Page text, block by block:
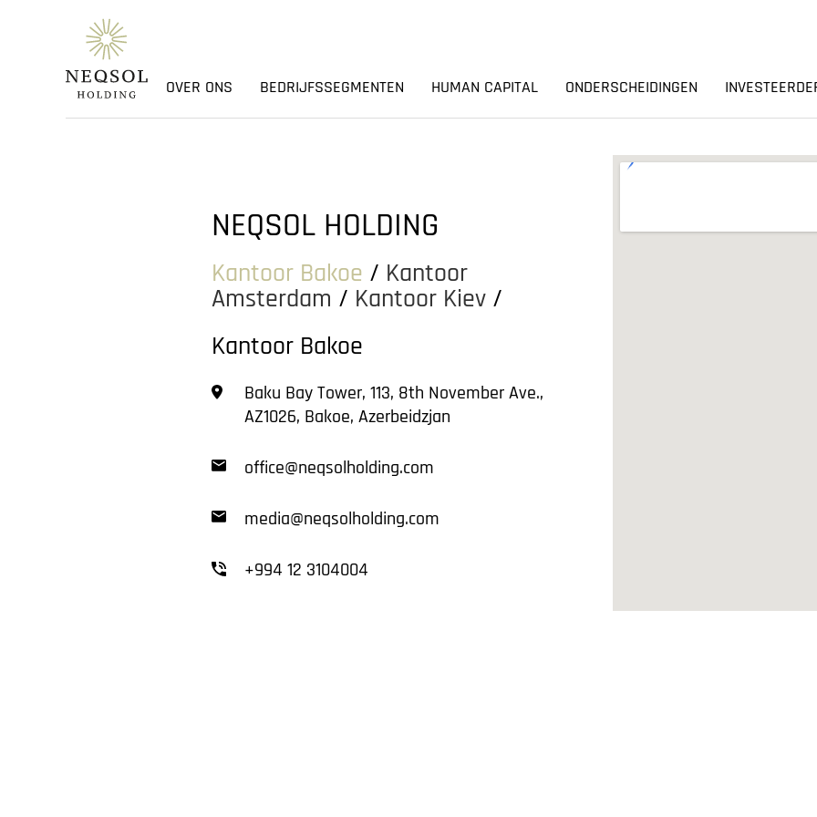
OVER ONS BEDRIJFSSEGMENTEN HUMAN CAPITAL ONDERSCHEIDINGEN
NEQSOL HOLDING
Kantoor Bakoe / Kantoor
Amsterdam / Kantoor Kiev /
Kantoor Bakoe
Baku Bay Tower, 113, 8th November Ave.,
AZ1026, Bakoe, Azerbeidzjan
office@neqsolholding.com
media@neqsolholding.com
+994 12 3104004